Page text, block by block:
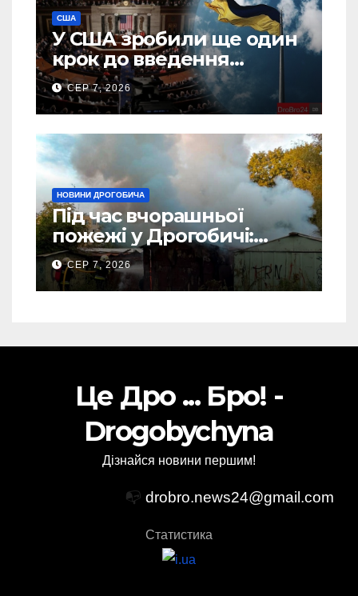
США
У США зробили ще один
крок до введення
“пекельних санкцій”
проти Росії
СЕР 7, 2026
НОВИНИ ДРОГОБИЧА
Під час вчорашньої
пожежі у Дрогобичі:
“врятовано” 4 гаражі
(Відео)
СЕР 7, 2026
Це Дро ... Бро! -
Drogobychyna
Дізнайся новини першим!
📭 drobro.news24@gmail.com
Статистика